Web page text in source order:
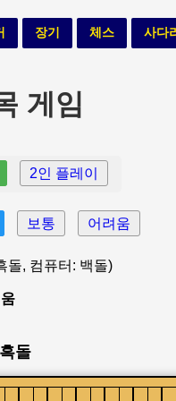
장기 체스 사다
게임
2인 플레이
보통 어려움
돌, 컴퓨터: 백돌)
돌